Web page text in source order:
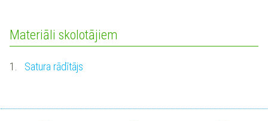
Materiāli skolotājiem
1. Satura rādītājs